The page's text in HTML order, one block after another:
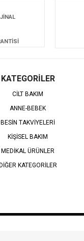
KATEGORİLER
CİLT BAKIM
ANNE-BEBEK
BESİN TAKVİYELERİ
KİŞİSEL BAKIM
MEDİKAL ÜRÜNLER
DİĞER KATEGORİLER